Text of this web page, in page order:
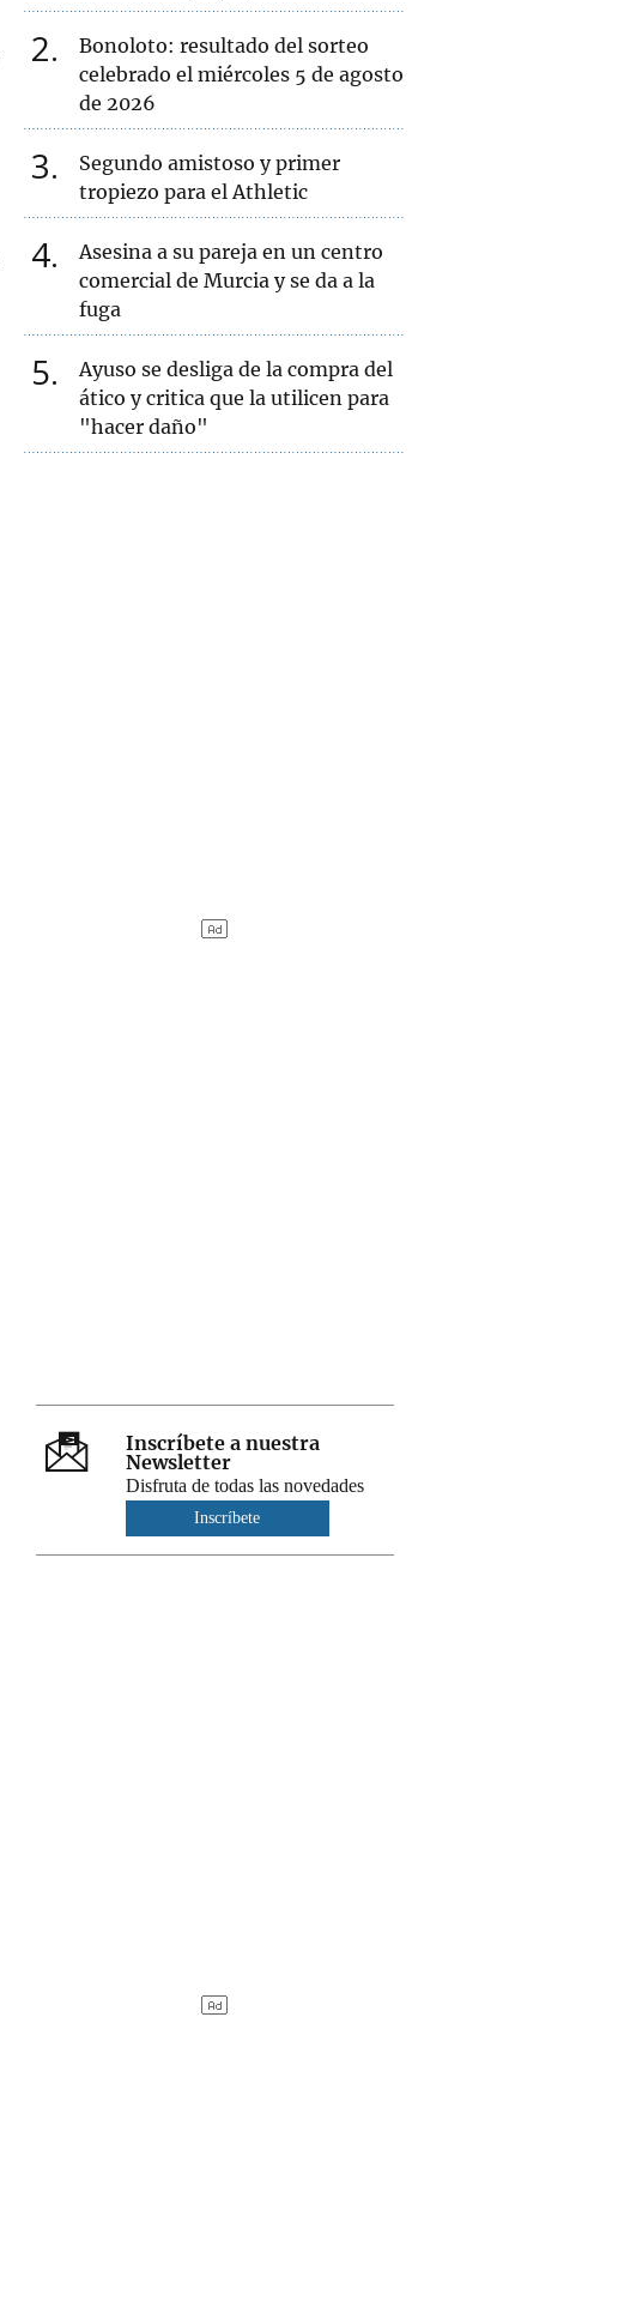
2
Bonoloto: resultado del sorteo
celebrado el miércoles 5 de agosto
de 2026
3
Segundo amistoso y primer
tropiezo para el Athletic
4
Asesina a su pareja en un centro
comercial de Murcia y se da a la
fuga
5
Ayuso se desliga de la compra del
ático y critica que la utilicen para
"hacer daño"
Inscríbete a nuestra
Newsletter
Disfruta de todas las novedades
Inscríbete